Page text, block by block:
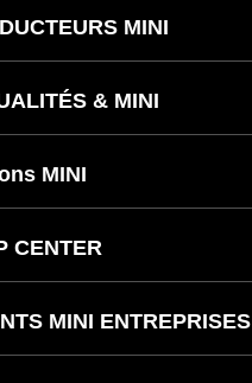
MINI
& MINI
MINI
CENTER
MINI ENTREPRISES